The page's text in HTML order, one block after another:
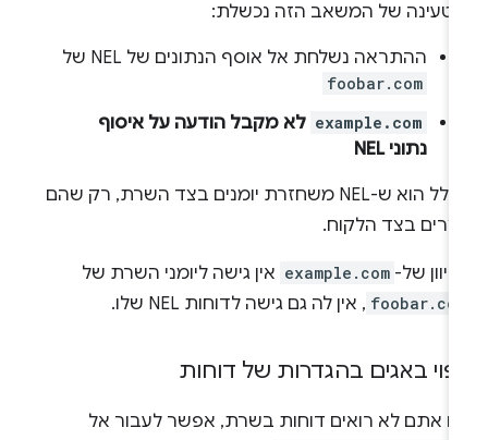
של המשאב הזה נכשלת:
ההתראה נשלחת אל אוסף הנתונים של NEL של
foobar.com
example.com לא מקבל הודעה על איסוף
נתוני NEL
הכלל הוא ש-NEL משחזרת יומנים בצד השרת, רק שהם
בצד הלקוח.
של- example.com אין גישה ליומני השרת של
, אין לה גם גישה לדוחות NEL שלו.
באגים בהגדרות של דוחות
אתם לא רואים דוחות בשרת, אפשר לעבור אל